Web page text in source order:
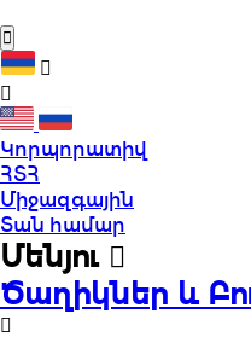
Կորպորատիվ
ՀՏՀ
Միջազգային
Տան համար
Մենյու
Ծաղիկներ և